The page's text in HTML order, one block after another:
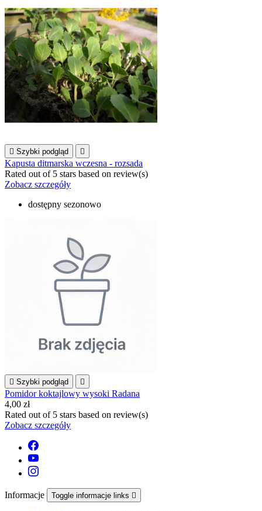
 Szybki podgląd 
Kapusta ditmarska wczesna - rozsada
Rated out of 5 stars based on review(s)
Zobacz szczegóły
dostępny sezonowo
 Szybki podgląd 
Pomidor koktajlowy wysoki Radana
4,00 zł
Rated out of 5 stars based on review(s)
Zobacz szczegóły
Informacje Toggle informacje links 